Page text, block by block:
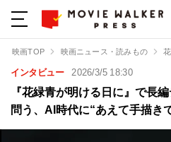
映画TOP 映画ニュース・読みもの
インタビュー 2026/3/5 18:30
『花緑青が明ける日に』で長
問う、AI時代に“あえて手描き